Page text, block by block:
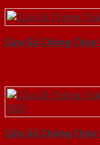
Cửa Gỗ Chống
Cửa Gỗ Chống